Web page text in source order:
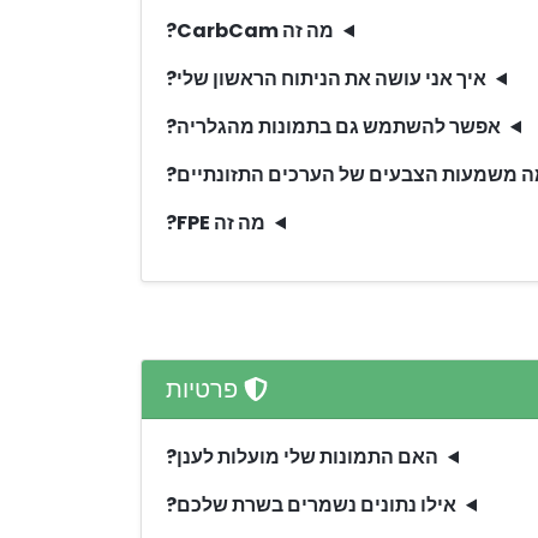
מה זה CarbCam?
איך אני עושה את הניתוח הראשון שלי?
אפשר להשתמש גם בתמונות מהגלריה?
משמעות הצבעים של הערכים התזונתיים?
מה זה FPE?
פרטיות
האם התמונות שלי מועלות לענן?
אילו נתונים נשמרים בשרת שלכם?